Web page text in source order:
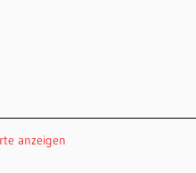
anzeigen